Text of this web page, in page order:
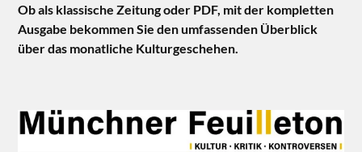
Ob als klassische Zeitung oder PDF, mit der kompletten
Ausgabe bekommen Sie den umfassenden Überblick
über das monatliche Kulturgeschehen.